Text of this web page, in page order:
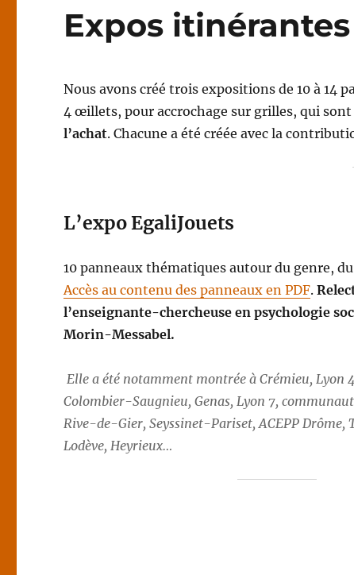
Expos itinérantes
Nous avons créé trois expositions de 10 à 14
4 œillets, pour accrochage sur grilles, qui
l’achat. Chacune a été créée avec la
L’expo EgaliJouets
10 panneaux thématiques autour du genre,
Accès au contenu des panneaux en PDF.
l’enseignante-chercheuse en psychologie
Morin-Messabel.
Elle a été notamment montrée à Crémieu, Lyon
Colombier-Saugnieu, Genas, Lyon 7,
Rive-de-Gier, Seyssinet-Pariset, ACEPP Drôme,
Lodève, Heyrieux…